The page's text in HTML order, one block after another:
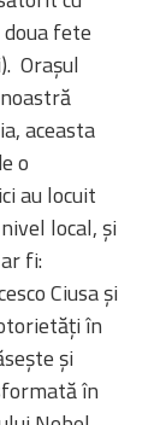
fete
Orașul
aceasta
o
au locuit
local, și
fi:
Ciusa și
în
și
în